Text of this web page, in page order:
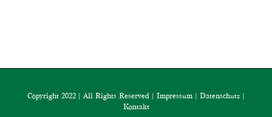
Copyright 2022 | All Rights Reserved | Impressum | Datenschutz |
Kontakt